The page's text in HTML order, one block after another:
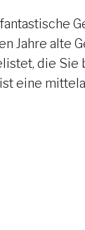
Jahre alte
die Sie
eine